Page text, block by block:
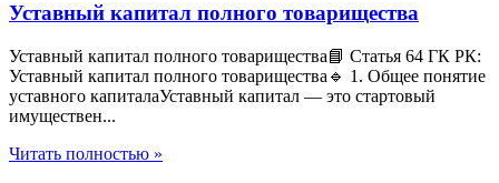
Уставный капитал полного товарищества
Уставный капитал полного товарищества📘 Статья 64 ГК РК:
Уставный капитал полного товарищества🔹 1. Общее понятие
уставного капиталаУставный капитал — это стартовый
имуществен...
Читать полностью »